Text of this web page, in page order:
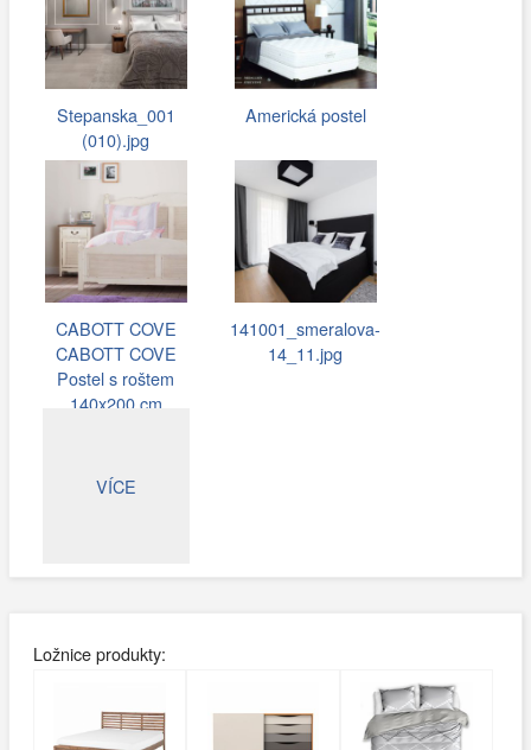
Stepanska_001
(010).jpg
Americká postel
CABOTT COVE
CABOTT COVE
Postel s roštem
140x200 cm
141001_smeralova-
14_11.jpg
VÍCE
Ložnice produkty: